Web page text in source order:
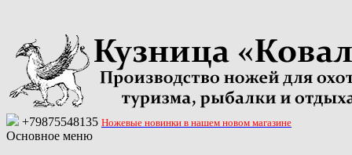
+79875548135 Ножевые новинки в нашем новом магазине
Основное меню